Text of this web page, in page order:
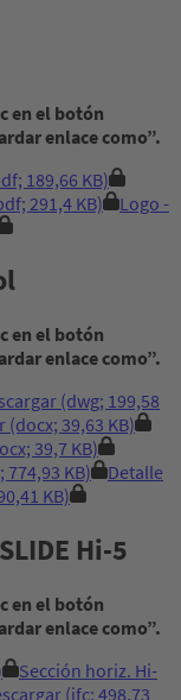
en el botón
enlace como”.
189,66 KB)
291,4 KB)
Logo -
en el botón
enlace como”.
(dwg; 199,58
(docx; 39,63 KB)
39,7 KB)
774,93 KB)
Detalle
KB)
Hi-5
en el botón
enlace como”.
Sección horiz. Hi-
(ifc; 498,73